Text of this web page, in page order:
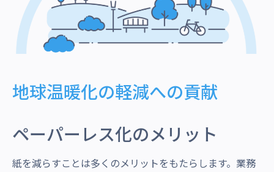
地球温暖化の軽減への貢献
ペーパーレス化のメリット
紙を減らすことは多くのメリットをもたらします。業務